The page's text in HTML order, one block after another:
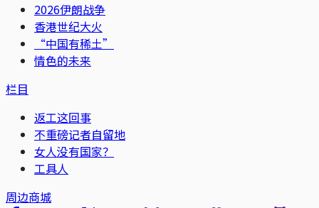
2026伊朗战争
香港世纪大火
“中国有稀土”
情色的未来
栏目
返工这回事
不重磅记者自留地
女人没有国家？
工具人
周边商城